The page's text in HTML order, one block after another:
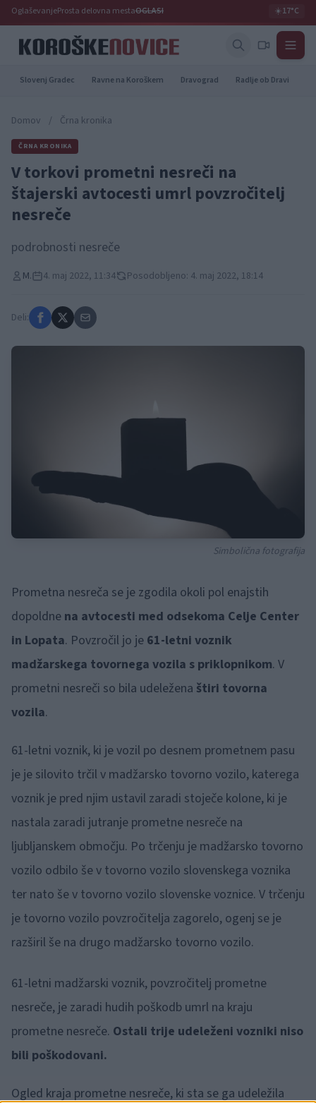
OglaševanjeProsta delovna mestaOGLASI ☀️17°C
Slovenj Gradec Ravne na Koroškem Dravograd Radlje ob Dravi
Domov / Črna kronika
ČRNA KRONIKA
V torkovi prometni nesreči na
štajerski avtocesti umrl povzročitelj
nesreče
podrobnosti nesreče
M. 4. maj 2022, 11:34 Posodobljeno: 4. maj 2022, 18:14
Deli:
Simbolična fotografija
Prometna nesreča se je zgodila okoli pol enajstih
dopoldne na avtocesti med odsekoma Celje Center
in Lopata. Povzročil jo je 61-letni voznik
madžarskega tovornega vozila s priklopnikom. V
prometni nesreči so bila udeležena štiri tovorna
vozila.
61-letni voznik, ki je vozil po desnem prometnem pasu
je je silovito trčil v madžarsko tovorno vozilo, katerega
voznik je pred njim ustavil zaradi stoječe kolone, ki je
nastala zaradi jutranje prometne nesreče na
ljubljanskem območju. Po trčenju je madžarsko tovorno
vozilo odbilo še v tovorno vozilo slovenskega voznika
ter nato še v tovorno vozilo slovenske voznice. V trčenju
je tovorno vozilo povzročitelja zagorelo, ogenj se je
razširil še na drugo madžarsko tovorno vozilo.
61-letni madžarski voznik, povzročitelj prometne
nesreče, je zaradi hudih poškodb umrl na kraju
prometne nesreče. Ostali trije udeleženi vozniki niso
bili poškodovani.
Ogled kraja prometne nesreče, ki sta se ga udeležila